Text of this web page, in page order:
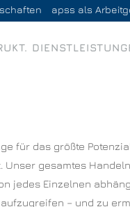
apss als
für das größte
Unser gesamtes
jedes Einzelnen
– und zu